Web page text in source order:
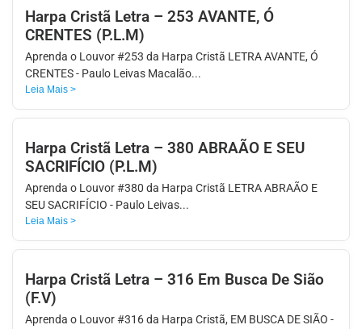
LISTAS
APP
WINDOWS
Harpa Cristã Letra – 253 AVANTE, Ó
CRENTES (P.L.M)
Aprenda o Louvor #253 da Harpa Cristã LETRA AVANTE, Ó
CRENTES - Paulo Leivas Macalão...
Leia Mais >
Harpa Cristã Letra – 380 ABRAÃO E SEU
SACRIFÍCIO (P.L.M)
Aprenda o Louvor #380 da Harpa Cristã LETRA ABRAÃO E
SEU SACRIFÍCIO - Paulo Leivas...
Leia Mais >
Harpa Cristã Letra – 316 Em Busca De Sião
(F.V)
Aprenda o Louvor #316 da Harpa Cristã, EM BUSCA DE SIÃO -